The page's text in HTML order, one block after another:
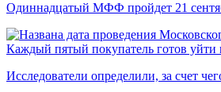
Одиннадцатый МФФ пройдет 21
Каждый пятый покупатель готов уйти
Исследователи определили, за счет